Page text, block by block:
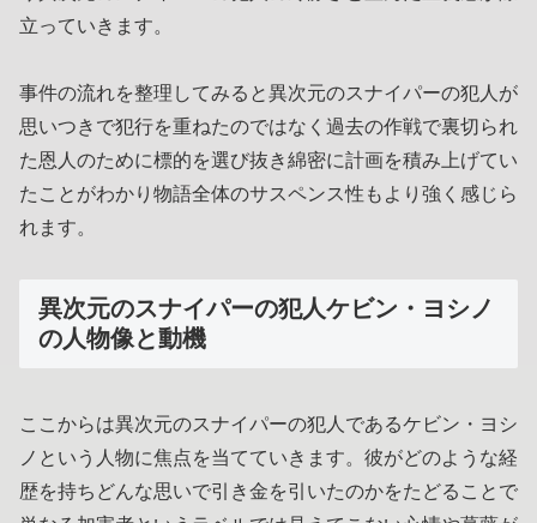
立っていきます。
事件の流れを整理してみると異次元のスナイパーの犯人が
思いつきで犯行を重ねたのではなく過去の作戦で裏切られ
た恩人のために標的を選び抜き綿密に計画を積み上げてい
たことがわかり物語全体のサスペンス性もより強く感じら
れます。
異次元のスナイパーの犯人ケビン・ヨシノ
の人物像と動機
ここからは異次元のスナイパーの犯人であるケビン・ヨシ
ノという人物に焦点を当てていきます。彼がどのような経
歴を持ちどんな思いで引き金を引いたのかをたどることで